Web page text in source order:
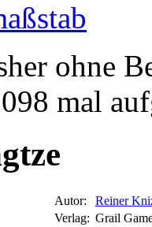
ohne
mal
Autor:
Reiner
Verlag: Grail